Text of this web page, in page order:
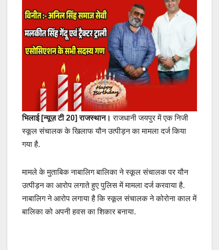
भिलाई [न्यूज़ टी 20] राजस्थान। राजधानी जयपुर में एक निजी
स्कूल संचालक के खिलाफ यौन उत्पीड़न का मामला दर्ज किया
गया है.
मामले के मुताबिक नाबालिग बालिका ने स्कूल संचालक पर यौन
उत्पीड़न का आरोप लगाते हुए पुलिस में मामला दर्ज करवाया है.
नाबालिग ने आरोप लगाया है कि स्कूल संचालक ने कोरोना काल में
बालिका को अपनी हवस का शिकार बनाया.